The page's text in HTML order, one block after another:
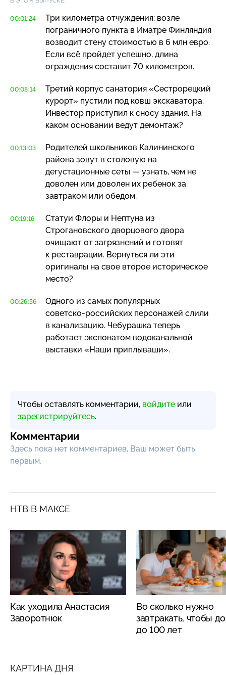
00:01:24
Три километра отчуждения: возле
пограничного пункта в Иматре Финляндия
возводит стену стоимостью в 6 млн евро.
Если всё пройдет успешно, длина
ограждения составит 70 километров.
00:08:14
Третий корпус санатория «Сестрорецкий
курорт» пустили под ковш экскаватора.
Инвестор приступил к сносу здания. На
каком основании ведут демонтаж?
00:13:03
Родителей школьников Калининского
района зовут в столовую на
дегустационные сеты — узнать, чем не
доволен или доволен их ребенок за
завтраком или обедом.
00:19:16
Статуи Флоры и Нептуна из
Строгановского дворцового двора
очищают от загрязнений и готовят
к реставрации. Вернуться ли эти
оригиналы на свое второе историческое
место?
00:26:56
Одного из самых популярных
советско-российских персонажей слили
в канализацию. Чебурашка теперь
работает экспонатом водоканальной
выставки «Наши приплываши».
Чтобы оставлять комментарии, войдите или
зарегистрируйтесь.
Комментарии
Здесь пока нет комментариев, Ваш может быть
первым.
НТВ В МАКСЕ
Как уходила Анастасия
Заворотнюк
Во сколько нужно
завтракать, чтобы
до 100 лет
КАРТИНА ДНЯ